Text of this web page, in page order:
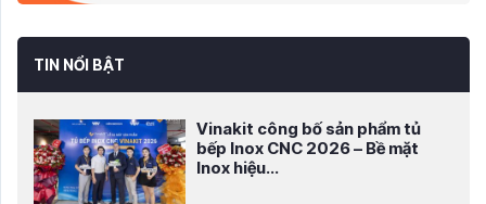
TIN NỔI BẬT
Vinakit công bố sản phẩm tủ
bếp Inox CNC 2026 – Bề mặt
Inox hiệu...